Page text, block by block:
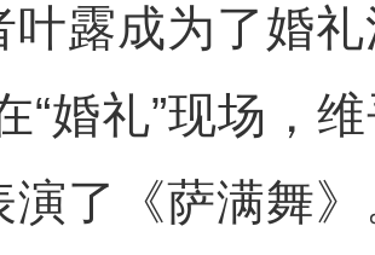
叶露成为了婚
“婚礼”现场，
演了《萨满舞